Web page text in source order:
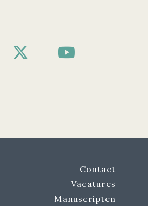
Contact
Vacatures
Manuscripten